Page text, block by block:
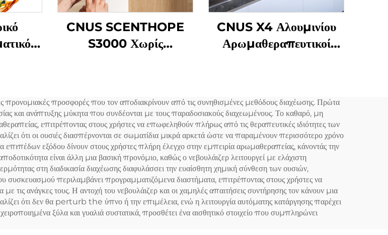
CNUS SCENTHOPE
S3000 Χωρίς
αρωματικού διαχέτη
Διαχέτρια σύστημα
αρωματική μηχανή
CNUS X4 Αλουμινίου
Αρωμαθεραπευτικοί
Αρωματικού Λάδι Άνεμος
Ατομιζόμενος
προνομιακές προσφορές που τον αποδιακρίνουν από τις συνηθισμένες μεθόδους διαχέωσης. Πρώτα
και ανάπτυξης μύκητα που συνδέονται με τους παραδοσιακούς διαχεωμένους. Το καθαρό, μη
επιτρέποντας στους χρήστες να επωφεληθούν πλήρως από τις θεραπευτικές ιδιότητες των
ότι οι ουσιές διασπέρνονται σε σωματίδια μικρά αρκετά ώστε να παραμένουν περισσότερο χρόνο
εξόδου δίνουν στους χρήστες πλήρη έλεγχο στην εμπειρία αρωμαθεραπείας, κάνοντάς την
είναι άλλη μια βασική προνόμιο, καθώς ο νεβουλάιζερ λειτουργεί με ελάχιστη
στη διαδικασία διαχέωσης διαφυλάσσει την ευαίσθητη χημική σύνθεση των ουσιών,
συσκευασμού περιλαμβάνει προγραμματιζόμενα διαστήματα, επιτρέποντας στους χρήστες να
ανάγκες τους. Η αντοχή του νεβουλάιζερ και οι χαμηλές απαιτήσεις συντήρησης τον κάνουν μια
ότι δεν θα perturb the ύπνο ή την επιμέλεια, ενώ η λειτουργία αυτόματης κατάργησης παρέχει
ξύλα και γυαλιά συστατικά, προσθέτει ένα αισθητικό στοιχείο που συμπληρώνει